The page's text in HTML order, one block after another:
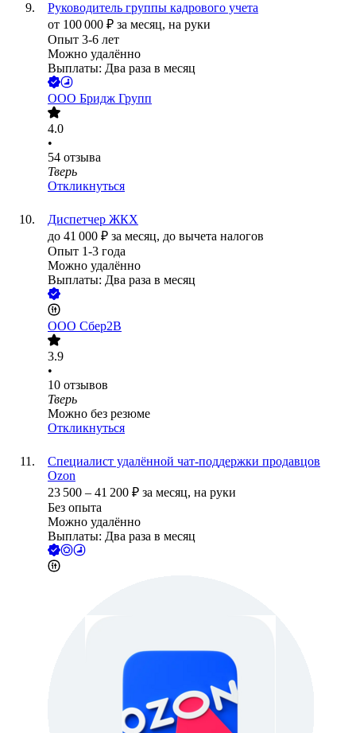
Руководитель группы кадрового учета
от 100 000 ₽ за месяц, на руки
Опыт 3-6 лет
Можно удалённо
Выплаты: Два раза в месяц
ООО Бридж Групп
4.0
•
54 отзыва
Тверь
Откликнуться
Диспетчер ЖКХ
до 41 000 ₽ за месяц, до вычета налогов
Опыт 1-3 года
Можно удалённо
Выплаты: Два раза в месяц
ООО Сбер2B
3.9
•
10 отзывов
Тверь
Можно без резюме
Откликнуться
Специалист удалённой чат-поддержки продавцов
Ozon
23 500 – 41 200 ₽ за месяц, на руки
Без опыта
Можно удалённо
Выплаты: Два раза в месяц